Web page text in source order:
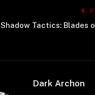
Shadow Tactics: Blades
Dark Archon